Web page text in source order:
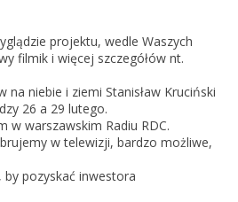
projektu, wedle Waszych
filmik i więcej szczegółów nt.
na niebie i ziemi Stanisław Kruciński
26 a 29 lutego.
w warszawskim Radiu RDC.
w telewizji, bardzo możliwe,
pozyskać inwestora